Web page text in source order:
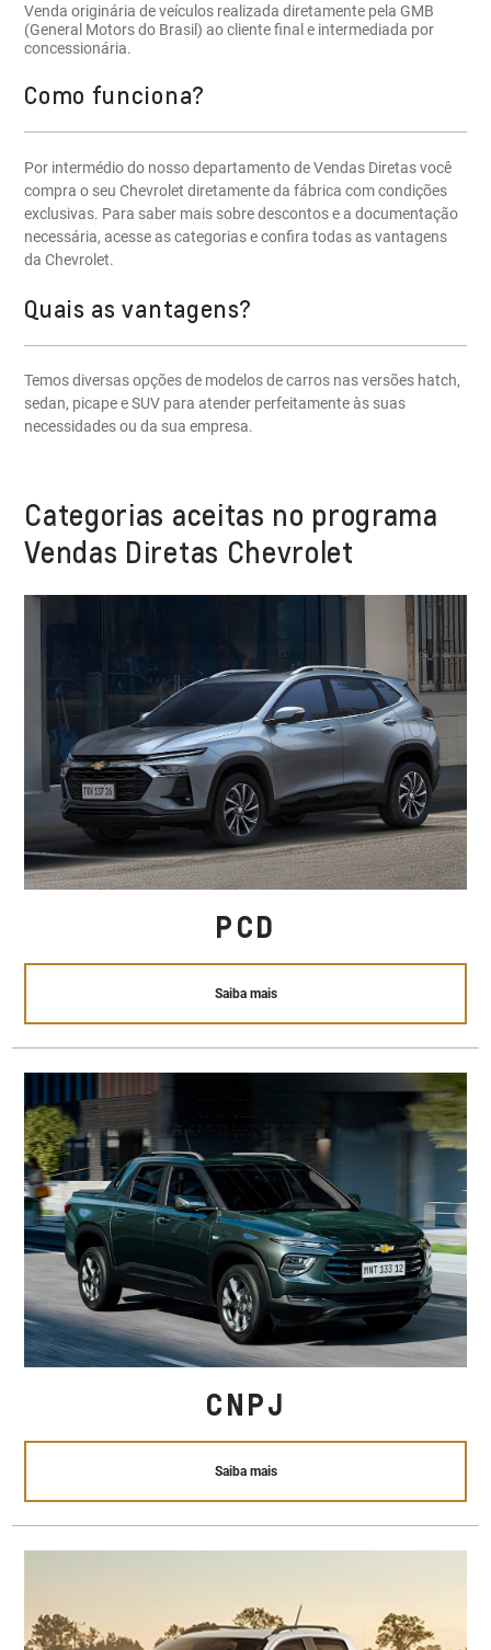
Venda originária de veículos realizada diretamente pela GMB
(General Motors do Brasil) ao cliente final e intermediada por
concessionária.
Como funciona?
Por intermédio do nosso departamento de Vendas Diretas você
compra o seu Chevrolet diretamente da fábrica com condições
exclusivas. Para saber mais sobre descontos e a documentação
necessária, acesse as categorias e confira todas as vantagens
da Chevrolet.
Quais as vantagens?
Temos diversas opções de modelos de carros nas versões hatch,
sedan, picape e SUV para atender perfeitamente às suas
necessidades ou da sua empresa.
Categorias aceitas no programa
Vendas Diretas Chevrolet
PCD
Saiba mais
CNPJ
Saiba mais